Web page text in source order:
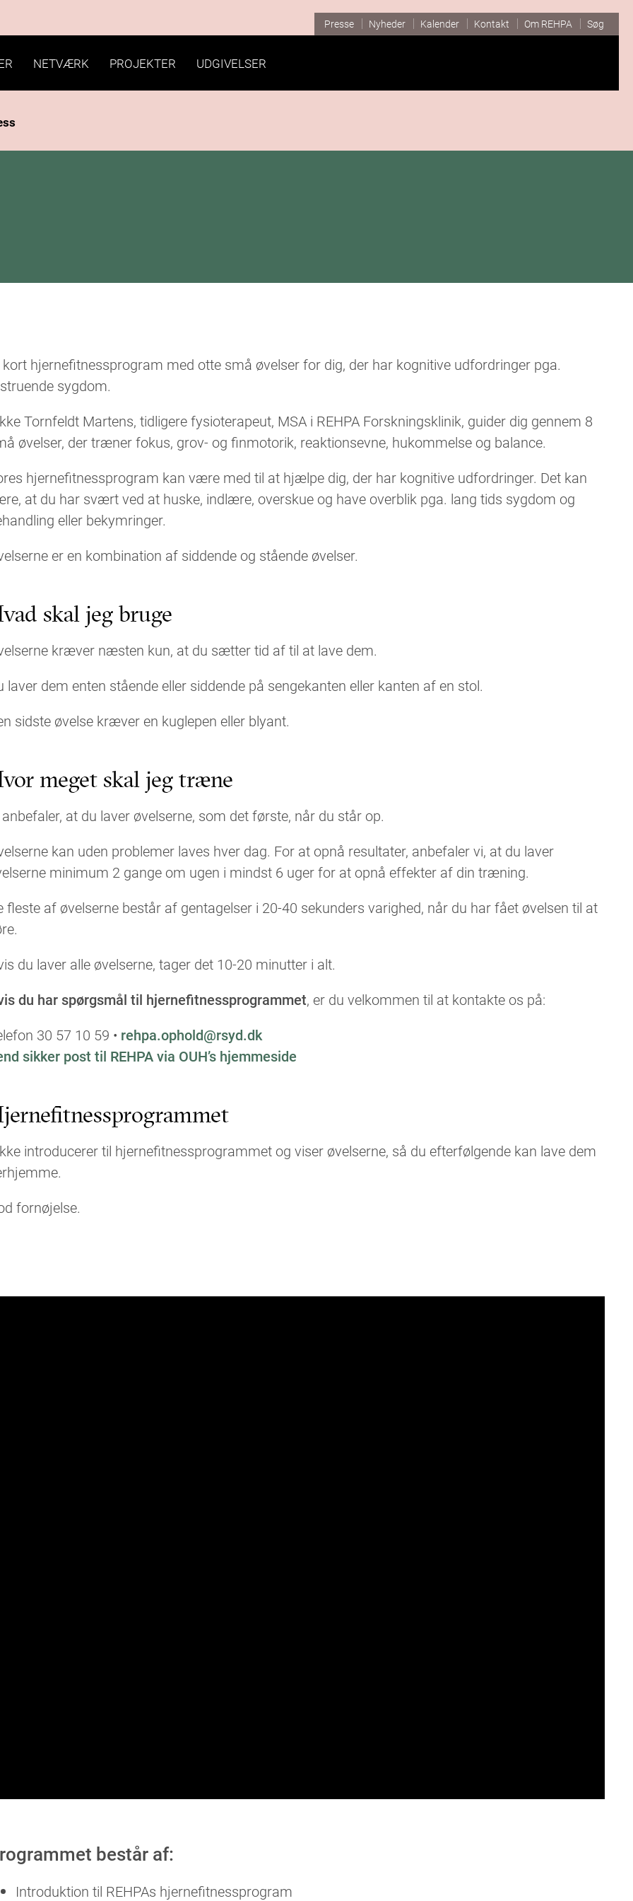
kort hjernefitnessprogram med otte små øvelser for dig, der har kognitive udfordringer pga.
sygdom.
Tornfeldt Martens, tidligere fysioterapeut, MSA i REHPA Forskningsklinik, guider dig gennem 8
øvelser, der træner fokus, grov- og finmotorik, reaktionsevne, hukommelse og balance.
hjernefitnessprogram kan være med til at hjælpe dig, der har kognitive udfordringer. Det kan
at du har svært ved at huske, indlære, overskue og have overblik pga. lang tids sygdom og
eller bekymringer.
er en kombination af siddende og stående øvelser.
skal jeg bruge
kræver næsten kun, at du sætter tid af til at lave dem.
laver dem enten stående eller siddende på sengekanten eller kanten af en stol.
sidste øvelse kræver en kuglepen eller blyant.
meget skal jeg træne
at du laver øvelserne, som det første, når du står op.
kan uden problemer laves hver dag. For at opnå resultater, anbefaler vi, at du laver
minimum 2 gange om ugen i mindst 6 uger for at opnå effekter af din træning.
fleste af øvelserne består af gentagelser i 20-40 sekunders varighed, når du har fået øvelsen til at
du laver alle øvelserne, tager det 10-20 minutter i alt.
du har spørgsmål til hjernefitnessprogrammet, er du velkommen til at kontakte os på:
30 57 10 59 • rehpa.ophold@rsyd.dk
sikker post til REHPA via OUH’s hjemmeside
introducerer til hjernefitnessprogrammet og viser øvelserne, så du efterfølgende kan lave dem
fornøjelse.
består af:
Introduktion til REHPAs hjernefitnessprogram
Presse Nyheder Kalender Kontakt Om REHPA Søg
NETVÆRK PROJEKTER UDGIVELSER